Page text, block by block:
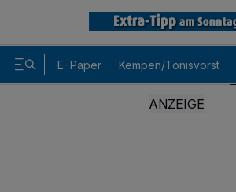
E-Paper Kempen/Tönisvorst